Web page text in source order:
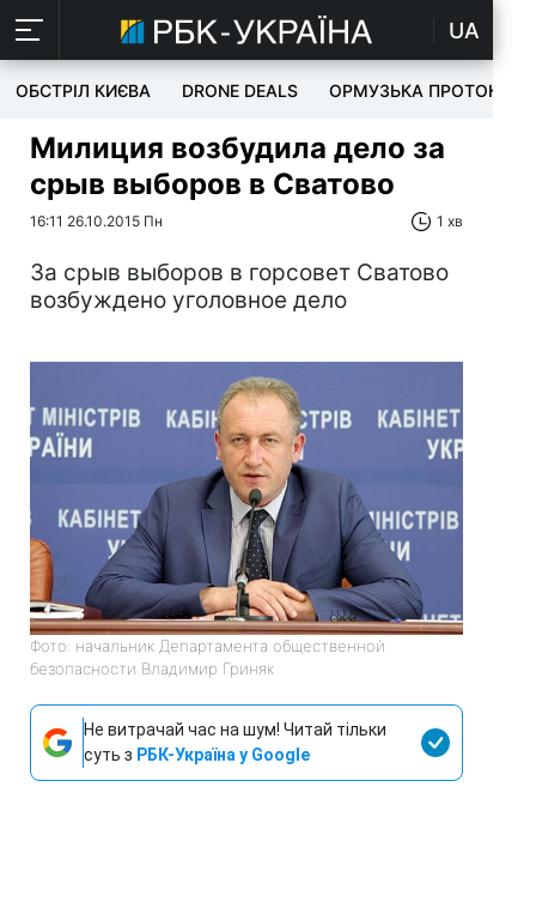
UA
ОБСТРІЛ КИЄВА DRONE DEALS ОРМУЗЬКА ПРОТОКА
Милиция возбудила дело за
срыв выборов в Сватово
16:11 26.10.2015 Пн 1 хв
За срыв выборов в горсовет Сватово
возбуждено уголовное дело
Фото: начальник Департамента общественной
безопасности Владимир Гриняк
Не витрачай час на шум! Читай тільки
суть з РБК-Україна у Google